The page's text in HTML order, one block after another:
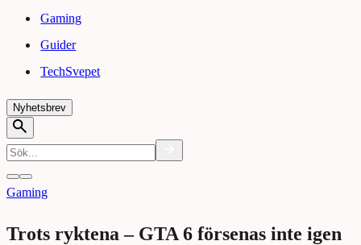
Gaming
Guider
TechSvepet
Nyhetsbrev
Gaming
Trots ryktena – GTA 6 försenas inte igen